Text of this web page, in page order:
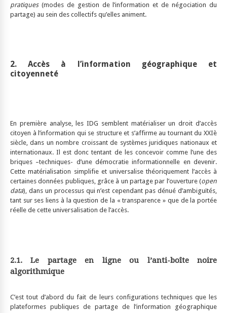
pratiques(modes de gestion de l’information et de négociation du
partage) au sein des collectifs qu’elles animent.
2. Accès à l’information géographique et
citoyenneté
En première analyse, les IDG semblent matérialiser un droit d’accès
citoyen à l’information qui se structure et s’affirme au tournant du XXIè
siècle, dans un nombre croissant de systèmes juridiques nationaux et
internationaux. Il est donc tentant de les concevoir comme l’une des
briques –techniques- d’une démocratie informationnelle en devenir.
Cette matérialisation simplifie et universalise théoriquement l’accès à
certaines données publiques, grâce à un partage par l’ouverture (open
data), dans un processus qui n’est cependant pas dénué d’ambiguïtés,
tant sur ses liens à la question de la « transparence » que de la portée
réelle de cette universalisation de l’accès.
2.1. Le partage en ligne ou l’anti-boîte noire
algorithmique
C’est tout d’abord du fait de leurs configurations techniques que les
plateformes publiques de partage de l’information géographique